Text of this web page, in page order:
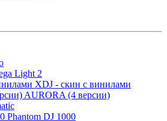
Light 2
XDJ - скин с винилами
AURORA (4 версии)
Phantom DJ 1000